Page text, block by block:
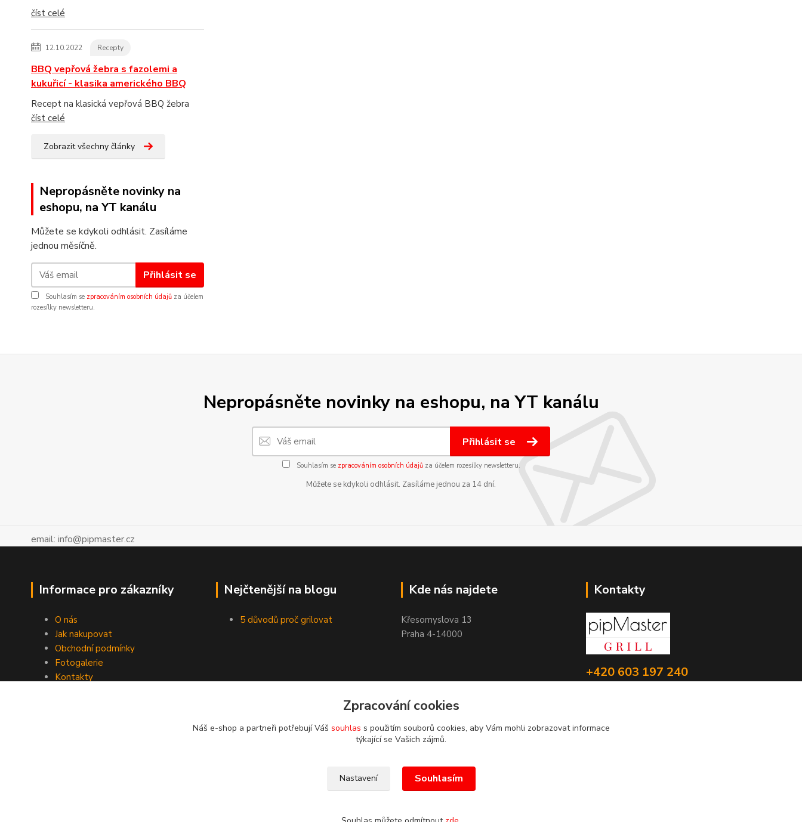
číst celé
12.10.2022 Recepty
BBQ vepřová žebra s fazolemi a
kukuřicí - klasika amerického BBQ
Recept na klasická vepřová BBQ žebra
číst celé
Zobrazit všechny články
Nepropásněte novinky na
eshopu, na YT kanálu
Můžete se kdykoli odhlásit. Zasíláme
jednou měsíčně.
Přihlásit se
Souhlasím se zpracováním osobních údajů za účelem
rozesílky newsletteru.
Nepropásněte novinky na eshopu, na YT kanálu
Přihlásit se
Souhlasím se zpracováním osobních údajůza účelem rozesílky newsletteru.
Můžete se kdykoli odhlásit. Zasíláme jednou za 14 dní.
email: info@pipmaster.cz
Informace pro zákazníky
O nás
Jak nakupovat
Obchodní podmínky
Fotogalerie
Kontakty
Nejčtenější na blogu
5 důvodů proč grilovat
Kde nás najdete
Křesomyslova 13
Praha 4-14000
Kontakty
+420 603 197 240
Zpracování cookies
Náš e-shop a partneři potřebují Váš souhlas s použitím souborů cookies, aby Vám mohli zobrazovat informace
týkající se Vašich zájmů.
Nastavení Souhlasím